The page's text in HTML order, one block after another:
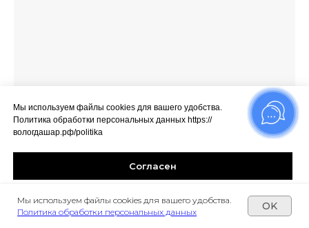
Мы используем файлы cookies для вашего удобства.
Политика обработки персональных данных https://
вологдашар.рф/politika
Согласен
Cookie Settings
Мы используем файлы cookies для вашего удобства.
Политика обработки персональных данных
OK